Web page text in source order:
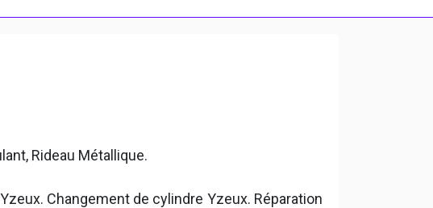
Rideau Métallique.
Changement de cylindre Yzeux. Réparation